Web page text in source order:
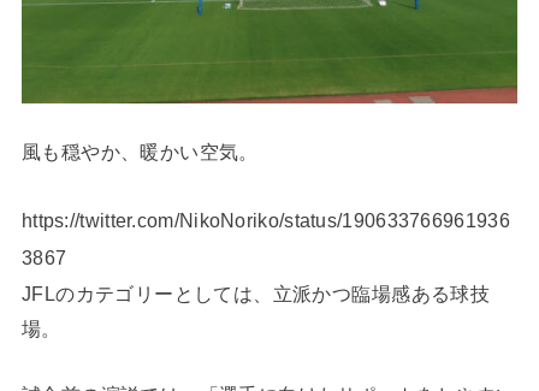
風も穏やか、暖かい空気。
https://twitter.com/NikoNoriko/status/190633766961936
3867
JFLのカテゴリーとしては、立派かつ臨場感ある球技
場。